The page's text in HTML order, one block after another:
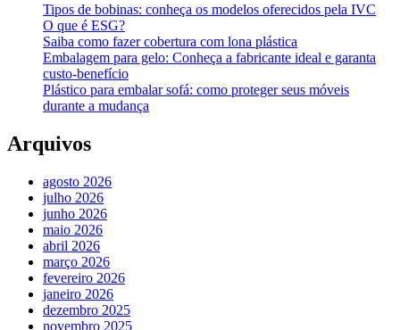
Tipos de bobinas: conheça os modelos oferecidos pela IVC
O que é ESG?
Saiba como fazer cobertura com lona plástica
Embalagem para gelo: Conheça a fabricante ideal e garanta
custo-benefício
Plástico para embalar sofá: como proteger seus móveis
durante a mudança
Arquivos
agosto 2026
julho 2026
junho 2026
maio 2026
abril 2026
março 2026
fevereiro 2026
janeiro 2026
dezembro 2025
novembro 2025